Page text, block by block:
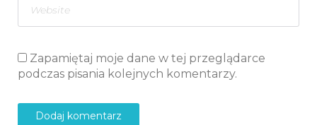
Zapamiętaj moje dane w tej przeglądarce
podczas pisania kolejnych komentarzy.